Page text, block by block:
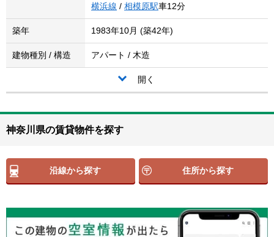
横浜線 / 相模原駅車12分
築年 1983年10月 (築42年)
建物種別 / 構造 アパート / 木造
開く
神奈川県の賃貸物件を探す
沿線から探す 住所から探す